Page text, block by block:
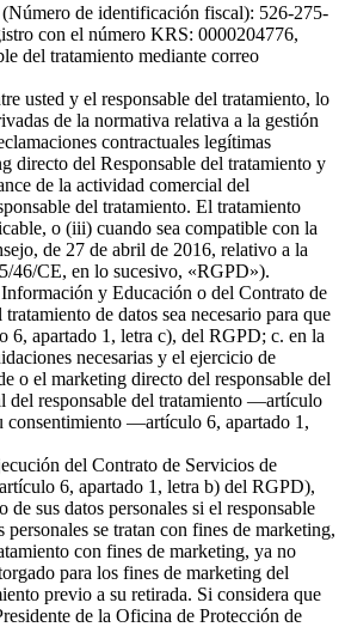
de identificación fiscal): 526-275-
con el número KRS: 0000204776,
del tratamiento mediante correo
usted y el responsable del tratamiento, lo
de la normativa relativa a la gestión
contractuales legítimas
directo del Responsable del tratamiento y
de la actividad comercial del
del tratamiento. El tratamiento
o (iii) cuando sea compatible con la
de 27 de abril de 2016, relativo a la
46/CE, en lo sucesivo, «RGPD»).
Información y Educación o del Contrato de
de datos sea necesario para que
6, apartado 1, letra c), del RGPD; c. en la
necesarias y el ejercicio de
o el marketing directo del responsable del
del responsable del tratamiento —artículo
consentimiento —artículo 6, apartado 1,
del Contrato de Servicios de
6, apartado 1, letra b) del RGPD),
sus datos personales si el responsable
se tratan con fines de marketing,
con fines de marketing, ya no
para los fines de marketing del
previo a su retirada. Si considera que
de la Oficina de Protección de